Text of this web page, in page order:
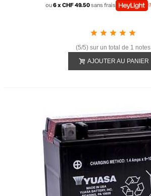
ou6 x CHF 49.50sans frais
(5/5) sur un total de 1 notes
AJOUTER AU PANIER